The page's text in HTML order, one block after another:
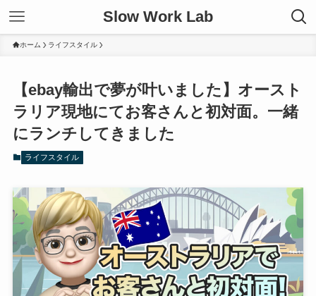
Slow Work Lab
ホーム ライフスタイル
【ebay輸出で夢が叶いました】オースト
ラリア現地にてお客さんと初対面。一緒
にランチしてきました
ライフスタイル